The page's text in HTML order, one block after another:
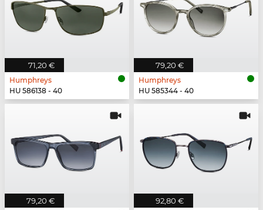
71,20 €
Humphreys
HU 586138 - 40
79,20 €
Humphreys
HU 585344 - 40
79,20 € 92,80 €